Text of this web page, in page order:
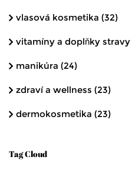
vlasová kosmetika (32)
vitamíny a doplňky stravy
manikúra (24)
zdraví a wellness (23)
dermokosmetika (23)
Tag Cloud